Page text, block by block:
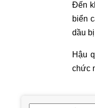
Đến
biển
dầu
Hậu
chức